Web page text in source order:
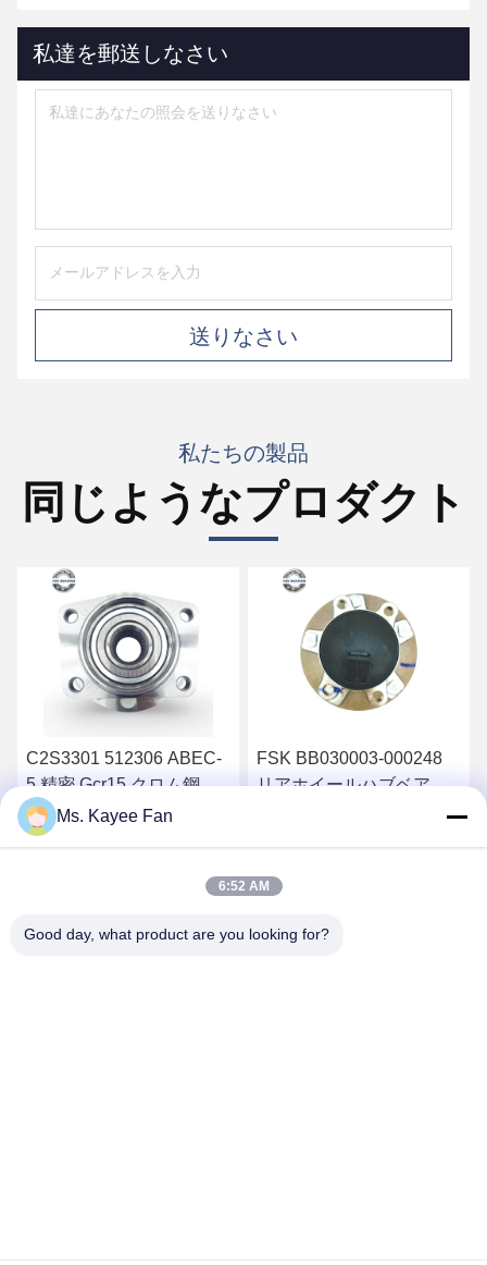
私達を郵送しなさい
送りなさい
私たちの製品
同じようなプロダクト
C2S3301 512306 ABEC-
5 精密 Gcr15 クロム鋼 双
列車輪ハブベアリングキ
ット Jaguar X-TYPE
最もよい価格を得なさい
FSK BB030003-000248
リアホイールハブベアリ
Wildcat Bojun用
Ms. Kayee Fan
6:52 AM
Good day, what product are you looking for?